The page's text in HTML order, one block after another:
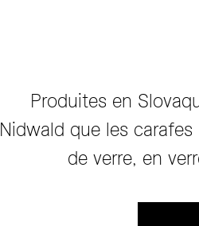
Produites en
Nidwald que les
de verre, en